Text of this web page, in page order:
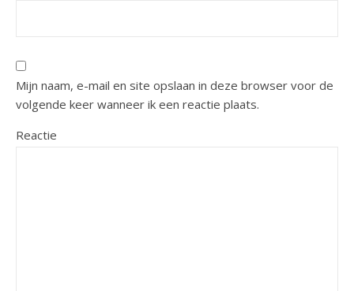
Mijn naam, e-mail en site opslaan in deze browser voor de
volgende keer wanneer ik een reactie plaats.
Reactie